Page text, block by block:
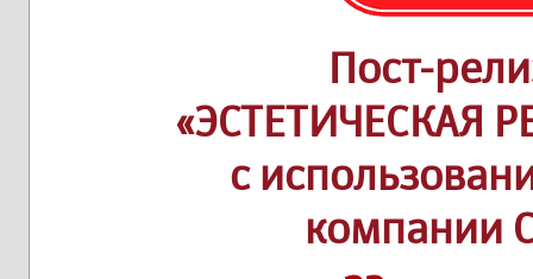
Пост-
«ЭСТЕТИЧЕСКАЯ
с
компании